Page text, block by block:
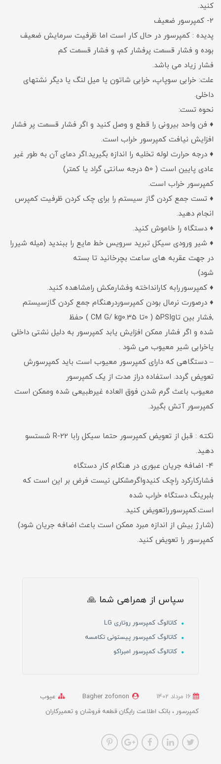
کنید.
2- کمپرسور ضعیف
پدیده : کمپرسور در حال کار است اما ظرفیت سرمایش ضعیف
بوده و فشار قسمت پرفشار کم، و فشار قسمت کم
فشار زیاد می باشد.
علت: خرابی سوپاپ، خرابی شاتون یا میل لنگ یا دیگر نشتهای
داخلی.
نحوه تست:
♦ فن واحد بیرونی را قطع و وصل کنید و اگر فشار قسمت پر فشار
افزایش نیافت کمپرسور خراب است.
♦ درجه حرارت لوله تخلیه را اندازه بگیرید.اگر دمای آن به طور غیر
عادی پایین است ( 50 درجه سانتی گراد یا کمتر)
کمپرسور خراب است.
♦ تست جمع کردن گاز سیستم را برای چک کردن ظرفیت کمپرس
انجام دهید.
♦ دستگاه را خاموش کنید.
♦ شیر ورودی سیکل تبرید سرویس خط مایع را ببندید (میله شیررا
در جهت عقربه های ساعت بچرخانید تا بسته
شود)
♦ کمپرسوررابه کارانداخته وفشارمکش رامشاهده کنید.
♦ درصورت نرمال بودن کمپرسوردرهنگام جمع کردن گازسیستم
,فشار بین تا5PSIg ( 0تا CM G/ kg0.35 ) حفظ
شده و اگر فشار ممکن افزایش یابد کمپرسور به دلیل نشتی داخلی
یاخرابی شیر معیوب می شود .
– دستگاهی که دارای کمپرسور معیوب است باید کمپرسورش
تعویض گردد. استفاده دراز مدت از یک کمپرسور
معیوب باعث گرم شدن فوق العاده غیرطبیعی شده وممکن است
کمپرسور آتش بگیرد.
نکته : قبل از تعویض کمپرسور حتما سیکل رابا R-22 شستسو
دهید.
4- اضافه جریان عبوری در هنگام کار دستگاه
فشارکارکرد راچک کنیدواگرمشکلی نیست فرض بر این است که
بلبرینگ دستگاه خراب شده
است.کمپرسورراتعویض کنید.
(شارژ بیش از اندازه مبرد ممکن است باعث اضافه جریان شود)
کمپرسور را تعویض کنید.
سپاس از همراهی شما 🙏
کاتالوگ کمپرسور روتاری LG
کاتالوگ کمپرسور پیستونی تکامسه
کاتالوگ کمپرسور امبراکو
Bagher zofonon
عیوب
کمپرسور
بانک اطلاعت رایگان قطعه فروشان و تعمیرکاران